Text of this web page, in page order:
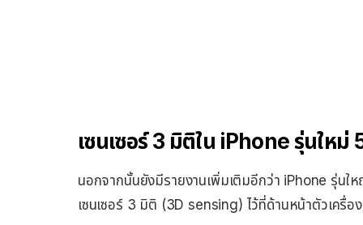
เซนเซอร์ 3 มิติใน iPhone รุ่นใหม่
นอกจากนั้นยังมีรายงานเพิ่มเติมอีกว่า iPhone รุ่นใ
เซนเซอร์ 3 มิติ (3D sensing) ไว้ที่ด้านหน้าตัวเครื่